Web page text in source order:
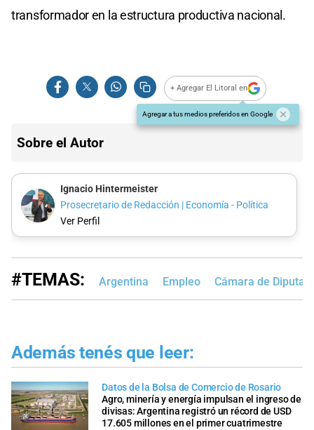
transformador en la estructura productiva nacional.
+ Agregar El Litoral en
Agregar a tus medios preferidos en Google
Sobre el Autor
Ignacio Hintermeister
Prosecretario de Redacción | Economía - Política
Ver Perfil
#TEMAS: Argentina Empleo Cámara de
Además tenés que leer:
Datos de la Bolsa de Comercio de Rosario
Agro, minería y energía impulsan el ingreso de
divisas: Argentina registró un récord de USD
17.605 millones en el primer cuatrimestre